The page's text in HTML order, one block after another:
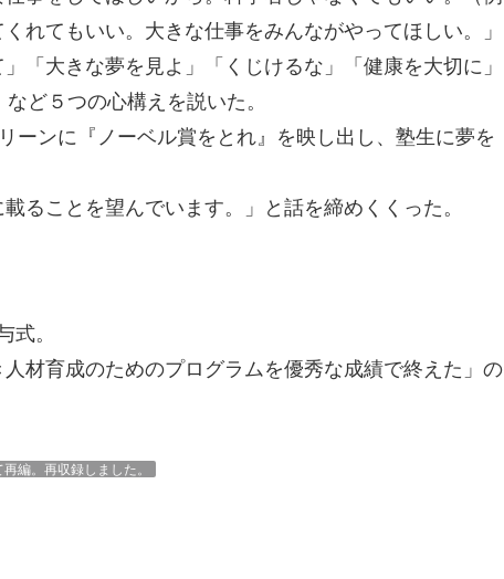
れてもいい。大きな仕事をみんながやってほしい。」
「大きな夢を見よ」「くじけるな」「健康を大切に」
ど５つの心構えを説いた。
ーンに『ノーベル賞をとれ』を映し出し、塾生に夢を
ることを望んでいます。」と話を締めくくった。
式。
材育成のためのプログラムを優秀な成績で終えた」の
編。再収録しました。